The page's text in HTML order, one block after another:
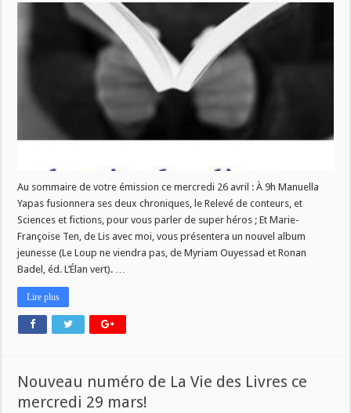
Vie
des
Livres
mercredi
26
Au sommaire de votre émission ce mercredi 26 avril : À 9h Manuella
Yapas fusionnera ses deux chroniques, le Relevé de conteurs, et
Sciences et fictions, pour vous parler de super héros ; Et Marie-
Françoise Ten, de Lis avec moi, vous présentera un nouvel album
jeunesse (Le Loup ne viendra pas, de Myriam Ouyessad et Ronan
Badel, éd. L’Élan vert). …
Lire plus
Nouveau numéro de La Vie des Livres ce
mercredi 29 mars!